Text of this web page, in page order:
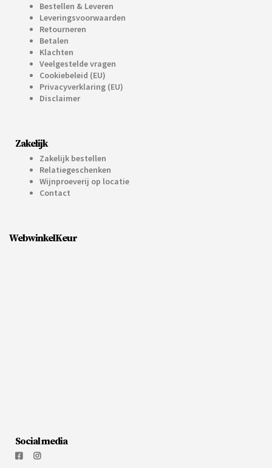
Bestellen & Leveren
Leveringsvoorwaarden
Retourneren
Betalen
Klachten
Veelgestelde vragen
Cookiebeleid (EU)
Privacyverklaring (EU)
Disclaimer
Zakelijk
Zakelijk bestellen
Relatiegeschenken
Wijnproeverij op locatie
Contact
WebwinkelKeur
Social media